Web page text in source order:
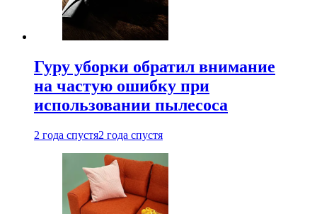
Гуру уборки обратил внимание
на частую ошибку при
использовании пылесоса
2 года спустя2 года спустя